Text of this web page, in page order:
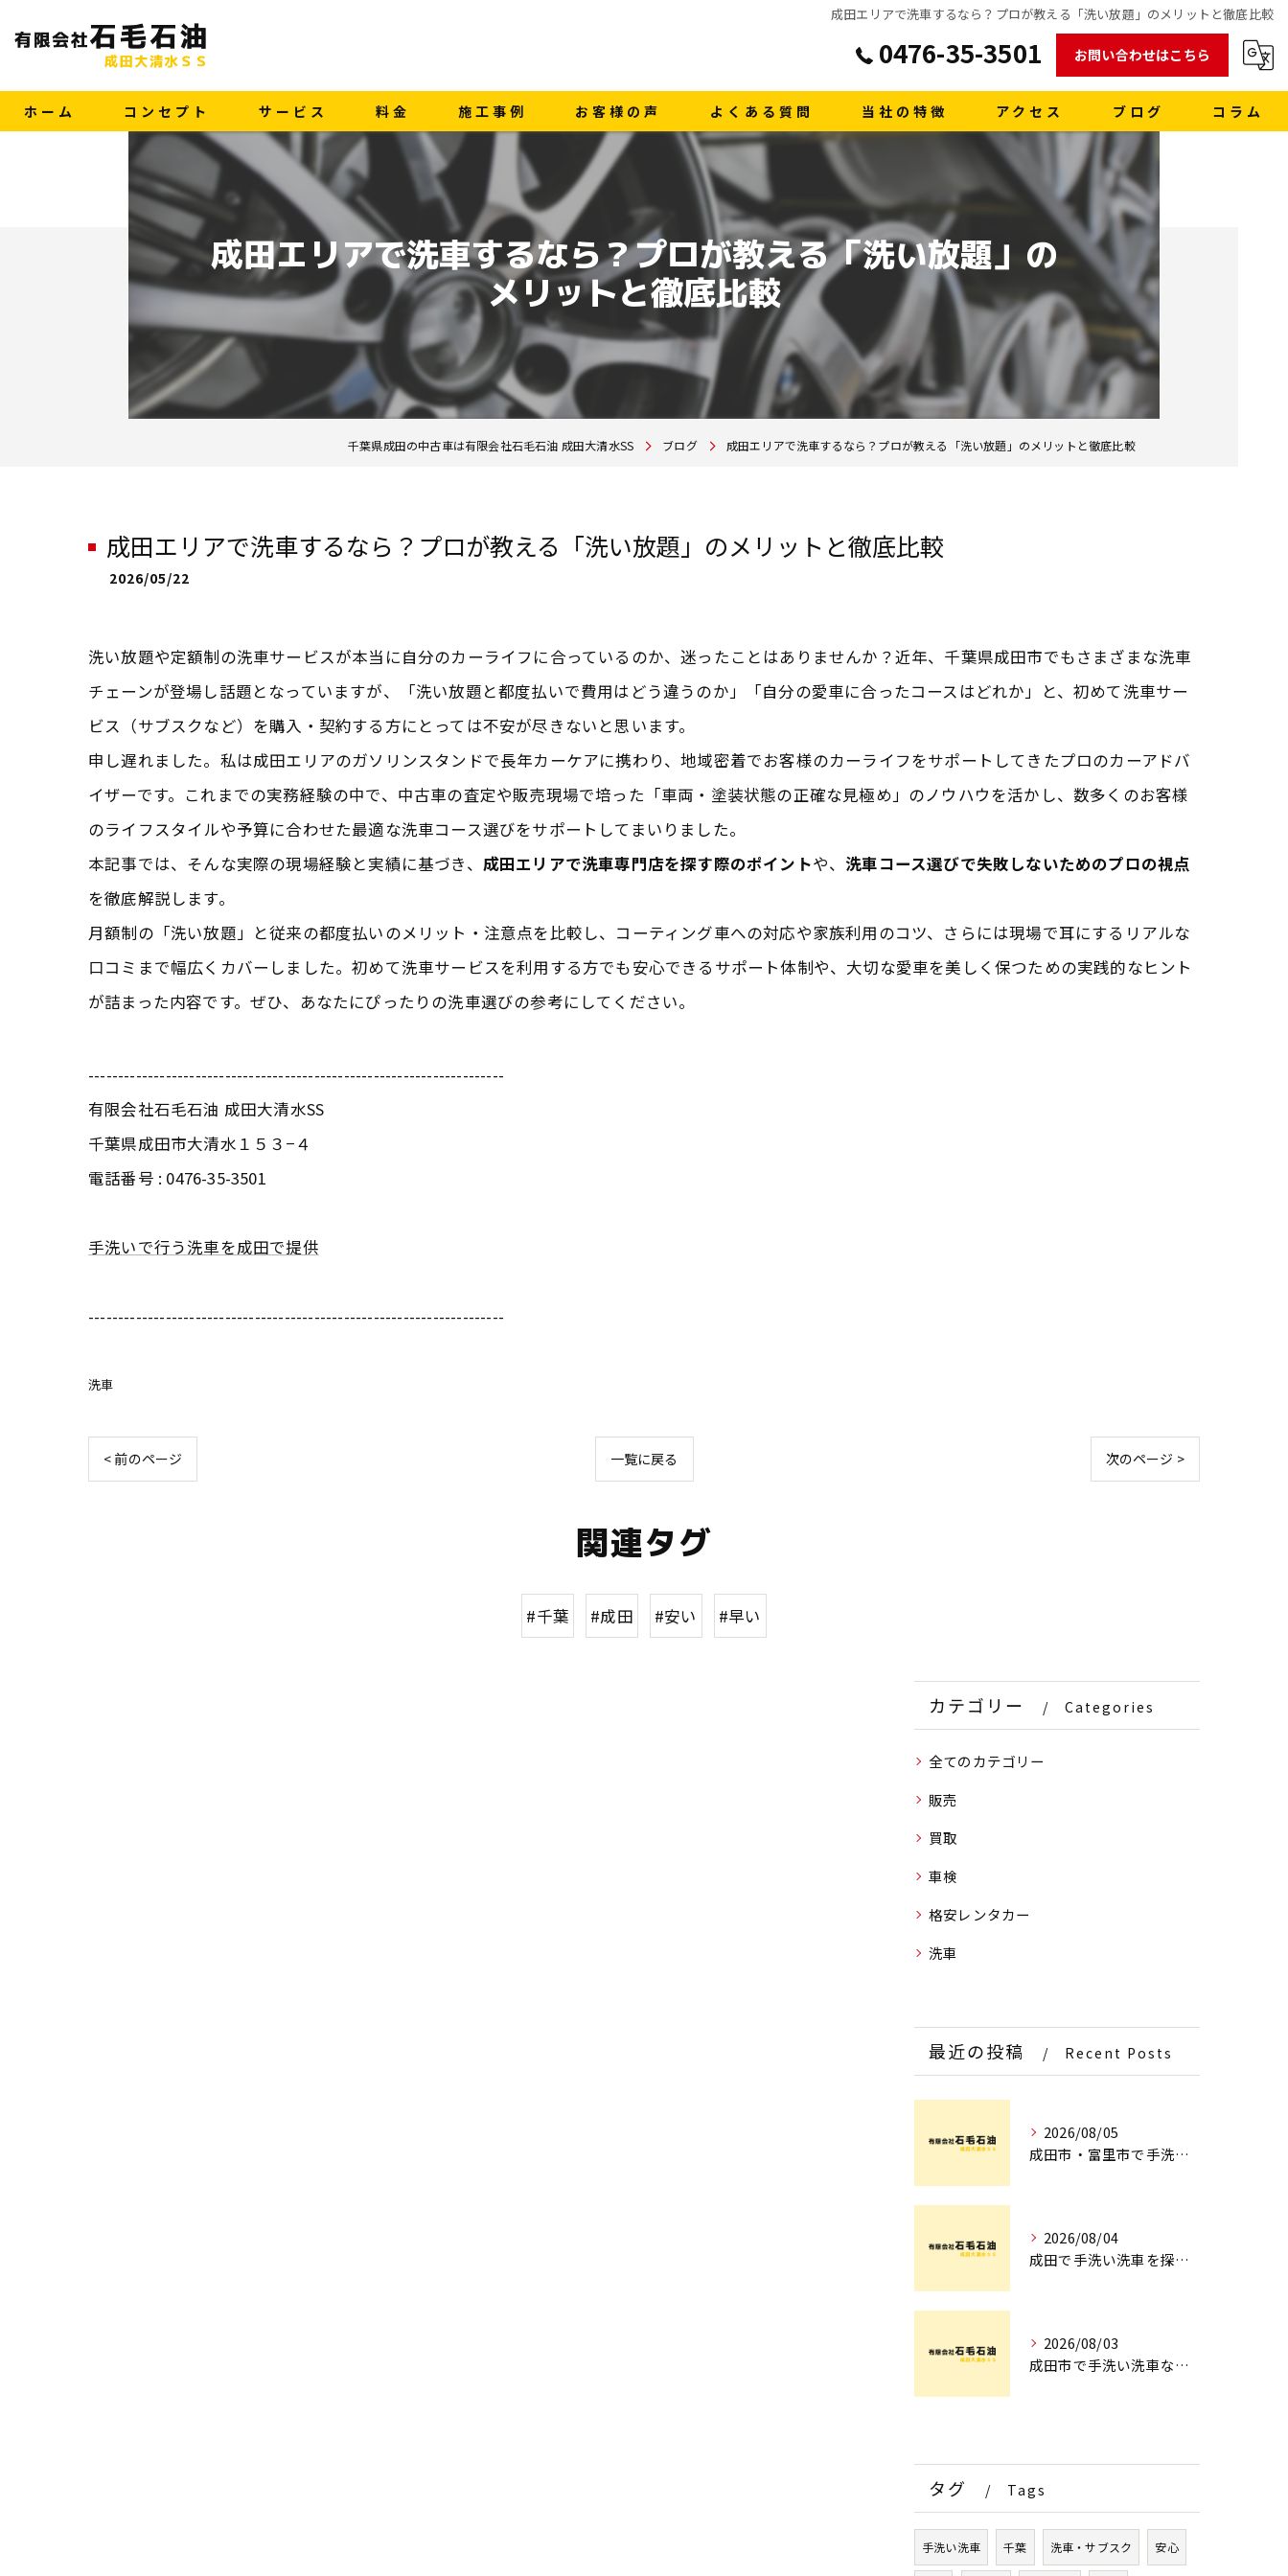
成田エリアで洗車するなら？プロが教える「洗い放題」のメリットと徹底比較
0476-35-3501 お問い合わせはこちら
ホーム コンセプト サービス 料金 施工事例 お客様の声 よくある質問 当社の特徴
販売
買取
車検
格安レンタカー
洗車
アクセス ブログ コラム
成田エリアで洗車するなら？プロが教える「洗い放題」の
メリットと徹底比較
千葉県成田の中古車は有限会社石毛石油 成田大清水SS ブログ 成田エリアで洗車するなら？プロが教える「洗い放題」のメリットと徹底比較
成田エリアで洗車するなら？プロが教える「洗い放題」のメリットと徹底比較
2026/05/22
洗い放題や定額制の洗車サービスが本当に自分のカーライフに合っているのか、迷ったことはありませんか？近年、千葉県成田市でもさまざまな洗車
チェーンが登場し話題となっていますが、「洗い放題と都度払いで費用はどう違うのか」「自分の愛車に合ったコースはどれか」と、初めて洗車サー
ビス（サブスクなど）を購入・契約する方にとっては不安が尽きないと思います。
申し遅れました。私は成田エリアのガソリンスタンドで長年カーケアに携わり、地域密着でお客様のカーライフをサポートしてきたプロのカーアドバ
イザーです。これまでの実務経験の中で、中古車の査定や販売現場で培った「車両・塗装状態の正確な見極め」のノウハウを活かし、数多くのお客様
のライフスタイルや予算に合わせた最適な洗車コース選びをサポートしてまいりました。
本記事では、そんな実際の現場経験と実績に基づき、 成田エリアで洗車専門店を探す際のポイントや、 洗車コース選びで失敗しないためのプロの視点
を徹底解説します。
月額制の「洗い放題」と従来の都度払いのメリット・注意点を比較し、コーティング車への対応や家族利用のコツ、さらには現場で耳にするリアルな
口コミまで幅広くカバーしました。初めて洗車サービスを利用する方でも安心できるサポート体制や、大切な愛車を美しく保つための実践的なヒント
が詰まった内容です。ぜひ、あなたにぴったりの洗車選びの参考にしてください。
----------------------------------------------------------------------
有限会社石毛石油 成田大清水SS
千葉県成田市大清水１５３−４
電話番号 : 0476-35-3501
手洗いで行う洗車を成田で提供
----------------------------------------------------------------------
洗車
< 前のページ 一覧に戻る 次のページ >
関連タグ
#千葉 #成田 #安い #早い
カテゴリー Categories
全てのカテゴリー
販売
買取
車検
格安レンタカー
洗車
最近の投稿 Recent Posts
2026/08/05
成田市・富里市で手洗洗車ならどこ？料金比較からサブスク選びまでプロが徹底解説
2026/08/04
成田で手洗い洗車を探すなら！車のプロが教える安心の店舗選びとコース術
2026/08/03
成田市で手洗い洗車ならどこ？現場を知るプロが明かす「失敗しない専門店選び」のポイント
タグ Tags
手洗い洗車 千葉 洗車・サブスク 安心